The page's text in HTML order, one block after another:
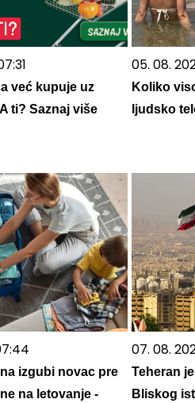
već kupuje uz
ti? Saznaj više
05. 08.
Koliko
ljudsko
izgubi novac pre
na letovanje -
07. 08.
Teheran
Bliskog